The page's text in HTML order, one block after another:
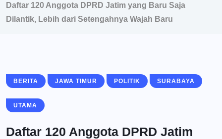
Daftar 120 Anggota DPRD Jatim yang Baru Saja
Dilantik, Lebih dari Setengahnya Wajah Baru
BERITA JAWA TIMUR POLITIK SURABAYA
UTAMA
Daftar 120 Anggota DPRD Jatim